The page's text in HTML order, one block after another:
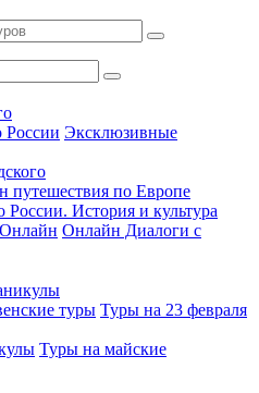
Эксклюзивные
путешествия по Европе
История и культура
Онлайн Диалоги с
туры Туры на 23 февраля
Туры на майские